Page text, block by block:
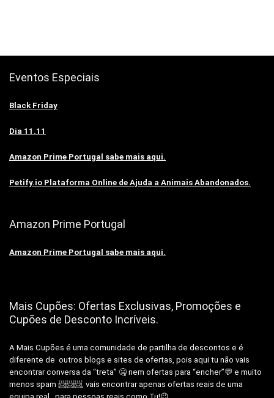
Eventos Especiais
Black Friday
Dia 11.11
Amazon Prime Portugal sabe mais aqui.
Petify.io Plataforma Online de Ajuda a Animais Abandonados.
Amazon Prime Portugal
Amazon Prime Portugal sabe mais aqui.
Mais Cupões: Ofertas Exclusivas, Promoções e
Cupões de Desconto Incríveis.
A Mais Cupões é uma comunidade de partilha de descontos e é
diferente de outros blogs e sites de ofertas, pois aqui tu não vais
encontrar conversa da “treta” 🤐 nem ofertas para “encher”💬 e muito
menos spam 📨📨📨, vais encontrar apenas ofertas reais de uma